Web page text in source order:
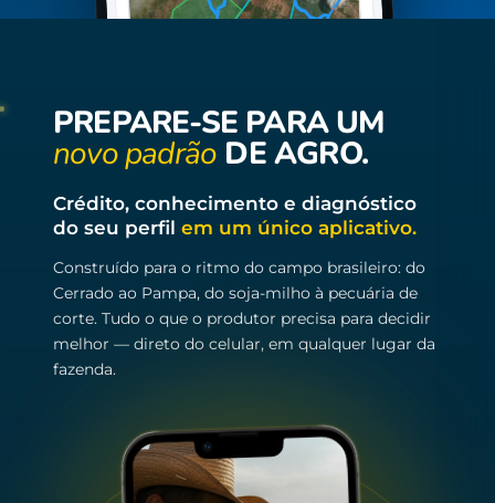
PREPARE-SE PARA UM
novo padrão DE AGRO.
Crédito, conhecimento e diagnóstico
do seu perfil em um único aplicativo.
Construído para o ritmo do campo brasileiro: do
Cerrado ao Pampa, do soja-milho à pecuária de
corte. Tudo o que o produtor precisa para decidir
melhor — direto do celular, em qualquer lugar da
fazenda.